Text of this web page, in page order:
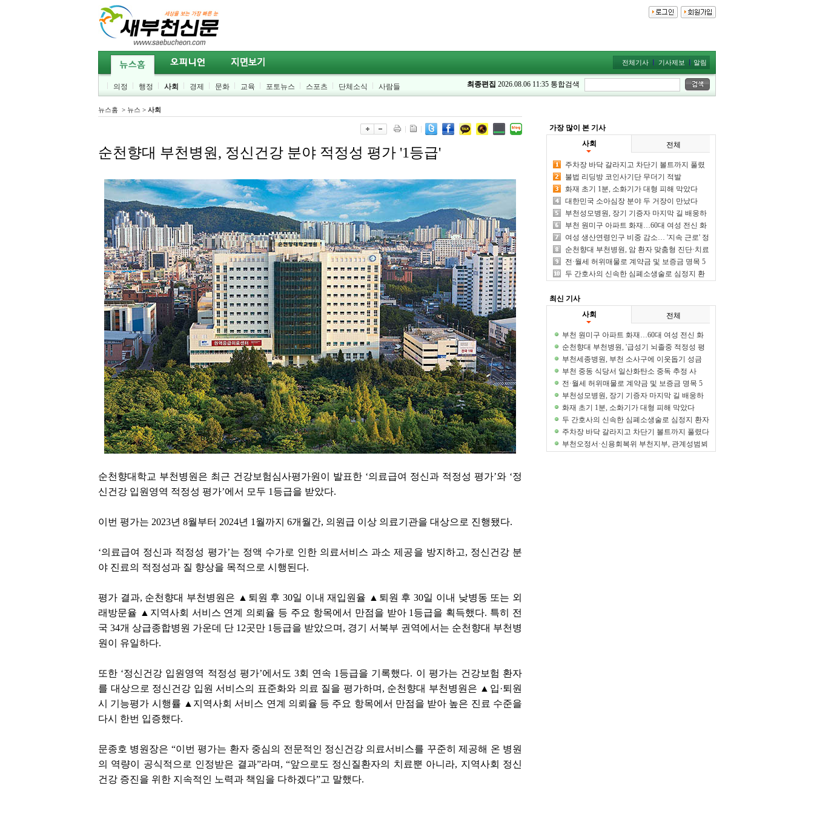
의정 행정 사회 경제 문화 교육 포토뉴스 스포츠 단체소식 사람들
전체기사 기사제보 알림
최종편집 2026.08.06 11:35 통합검색
뉴스홈 > 뉴스 > 사회
순천향대 부천병원, 정신건강 분야 적정성 평가 '1등급'
순천향대학교 부천병원은 최근 건강보험심사평가원이 발표한 ‘의료급여 정신과 적정성 평가’와 ‘정
신건강 입원영역 적정성 평가’에서 모두 1등급을 받았다.
이번 평가는 2023년 8월부터 2024년 1월까지 6개월간, 의원급 이상 의료기관을 대상으로 진행됐다.
‘의료급여 정신과 적정성 평가’는 정액 수가로 인한 의료서비스 과소 제공을 방지하고, 정신건강 분
야 진료의 적정성과 질 향상을 목적으로 시행된다.
평가 결과, 순천향대 부천병원은 ▲퇴원 후 30일 이내 재입원율 ▲퇴원 후 30일 이내 낮병동 또는 외
래방문율 ▲지역사회 서비스 연계 의뢰율 등 주요 항목에서 만점을 받아 1등급을 획득했다. 특히 전
국 34개 상급종합병원 가운데 단 12곳만 1등급을 받았으며, 경기 서북부 권역에서는 순천향대 부천병
원이 유일하다.
또한 ‘정신건강 입원영역 적정성 평가’에서도 3회 연속 1등급을 기록했다. 이 평가는 건강보험 환자
를 대상으로 정신건강 입원 서비스의 표준화와 의료 질을 평가하며, 순천향대 부천병원은 ▲입·퇴원
시 기능평가 시행률 ▲지역사회 서비스 연계 의뢰율 등 주요 항목에서 만점을 받아 높은 진료 수준을
다시 한번 입증했다.
문종호 병원장은 “이번 평가는 환자 중심의 전문적인 정신건강 의료서비스를 꾸준히 제공해 온 병원
의 역량이 공식적으로 인정받은 결과”라며, “앞으로도 정신질환자의 치료뿐 아니라, 지역사회 정신
건강 증진을 위한 지속적인 노력과 책임을 다하겠다”고 말했다.
가장 많이 본 기사
사회
전체
주차장 바닥 갈라지고 차단기 볼트까지 풀렸
다
불법 리딩방 코인사기단 무더기 적발
화재 초기 1분, 소화기가 대형 피해 막았다
대한민국 소아심장 분야 두 거장이 만났다
부천성모병원, 장기 기증자 마지막 길 배웅하
며 생명나눔 사랑 되새기다
부천 원미구 아파트 화재…60대 여성 전신 화
상
여성 생산연령인구 비중 감소… '지속 근로' 정
책 전환 필요
순천향대 부천병원, 암 환자 맞춤형 진단·치료
역량 강화한다
전·월세 허위매물로 계약금 및 보증금 명목 5
억원 가로챈 일당 적발
두 간호사의 신속한 심폐소생술로 심정지 환
최신 기사
사회
전체
부천 원미구 아파트 화재…60대 여성 전신 화
상
순천향대 부천병원, '급성기 뇌졸중 적정성 평
가' 11회 연속 1등급 획득
부천세종병원, 부천 소사구에 이웃돕기 성금
1000만원 기탁
부천 중동 식당서 일산화탄소 중독 추정 사
고… 직원 3명 병원 이송
전·월세 허위매물로 계약금 및 보증금 명목 5
억원 가로챈 일당 적발
부천성모병원, 장기 기증자 마지막 길 배웅하
며 생명나눔 사랑 되새기다
화재 초기 1분, 소화기가 대형 피해 막았다
두 간호사의 신속한 심폐소생술로 심정지 환자
생명 구해
주차장 바닥 갈라지고 차단기 볼트까지 풀렸다
부천오정서·신용회복위 부천지부, 관계성범뵈